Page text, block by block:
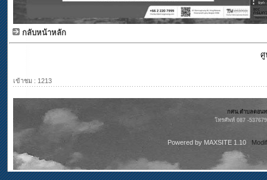
กลับหน้าหลัก
ศู
เข้าชม : 1213
กศน.ตำบลดอนท
โทรศัพท์ 087 -
Powered by MAXSITE 1.10